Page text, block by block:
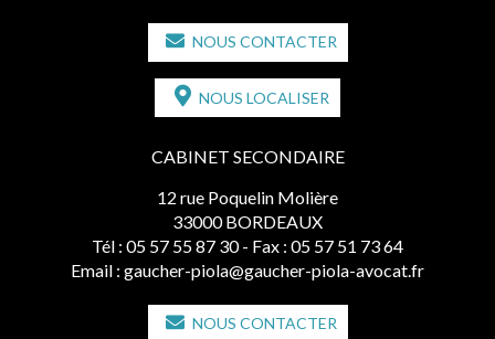
NOUS CONTACTER
NOUS LOCALISER
CABINET SECONDAIRE
12 rue Poquelin Molière
33000 BORDEAUX
Tél : 05 57 55 87 30 - Fax : 05 57 51 73 64
Email : gaucher-piola@gaucher-piola-avocat.fr
NOUS CONTACTER